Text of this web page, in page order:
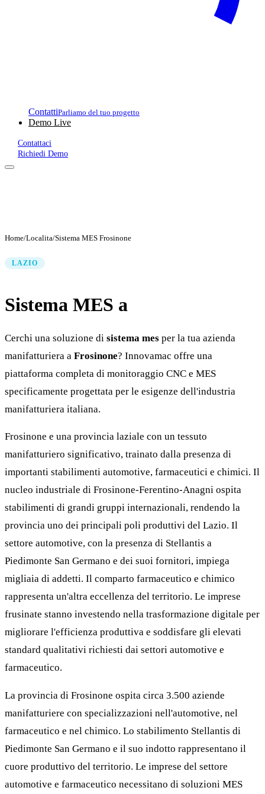
ContattiParliamo del tuo progetto
Demo Live
Contattaci
Richiedi Demo
Home/Localita/Sistema MES Frosinone
LAZIO
Sistema MES a
Cerchi una soluzione di sistema mes per la tua azienda
manifatturiera a Frosinone? Innovamac offre una
piattaforma completa di monitoraggio CNC e MES
specificamente progettata per le esigenze dell'industria
manifatturiera italiana.
Frosinone e una provincia laziale con un tessuto
manifatturiero significativo, trainato dalla presenza di
importanti stabilimenti automotive, farmaceutici e chimici. Il
nucleo industriale di Frosinone-Ferentino-Anagni ospita
stabilimenti di grandi gruppi internazionali, rendendo la
provincia uno dei principali poli produttivi del Lazio. Il
settore automotive, con la presenza di Stellantis a
Piedimonte San Germano e dei suoi fornitori, impiega
migliaia di addetti. Il comparto farmaceutico e chimico
rappresenta un'altra eccellenza del territorio. Le imprese
frusinate stanno investendo nella trasformazione digitale per
migliorare l'efficienza produttiva e soddisfare gli elevati
standard qualitativi richiesti dai settori automotive e
farmaceutico.
La provincia di Frosinone ospita circa 3.500 aziende
manifatturiere con specializzazioni nell'automotive, nel
farmaceutico e nel chimico. Lo stabilimento Stellantis di
Piedimonte San Germano e il suo indotto rappresentano il
cuore produttivo del territorio. Le imprese del settore
automotive e farmaceutico necessitano di soluzioni MES